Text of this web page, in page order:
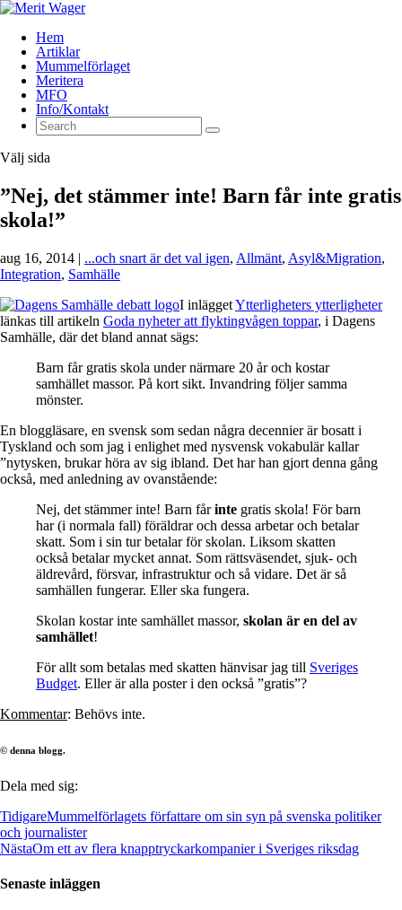
Hem
Artiklar
Mummelförlaget
Meritera
MFO
Info/Kontakt
Välj sida
”Nej, det stämmer inte! Barn får inte gratis
skola!”
aug 16, 2014 | ...och snart är det val igen, Allmänt, Asyl&Migration,
Integration, Samhälle
I inläggetYtterligheters ytterligheter
länkas till artikeln Goda nyheter att flyktingvågen toppar, i Dagens
Samhälle, där det bland annat sägs:
Barn får gratis skola under närmare 20 år och kostar
samhället massor. På kort sikt. Invandring följer samma
mönster.
En bloggläsare, en svensk som sedan några decennier är bosatt i
Tyskland och som jag i enlighet med nysvensk vokabulär kallar
”nytysken, brukar höra av sig ibland. Det har han gjort denna gång
också, med anledning av ovanstående:
Nej, det stämmer inte! Barn fårinte gratis skola! För barn
har (i normala fall) föräldrar och dessa arbetar och betalar
skatt. Som i sin tur betalar för skolan. Liksom skatten
också betalar mycket annat. Som rättsväsendet, sjuk- och
äldrevård, försvar, infrastruktur och så vidare. Det är så
samhällen fungerar. Eller ska fungera.
Skolan kostar inte samhället massor, skolan är en del av
samhället!
För allt som betalas med skatten hänvisar jag till Sveriges
Budget. Eller är alla poster i den också ”gratis”?
Kommentar: Behövs inte.
© denna blogg.
Dela med sig:
TidigareMummelförlagets författare om sin syn på svenska politiker
och journalister
NästaOm ett av flera knapptryckarkompanier i Sveriges riksdag
Senaste inläggen